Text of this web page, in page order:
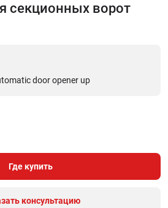
секционных ворот
door opener up
Где купить
консультацию